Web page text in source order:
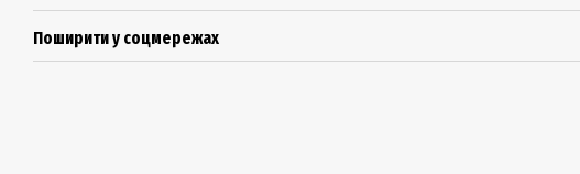
Поширити у соцмережах